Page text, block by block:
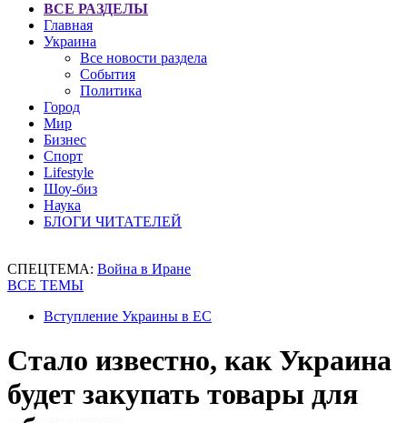
ВСЕ РАЗДЕЛЫ
Главная
Украина
Все новости раздела
События
Политика
Город
Мир
Бизнес
Спорт
Lifestyle
Шоу-биз
Наука
БЛОГИ ЧИТАТЕЛЕЙ
СПЕЦТЕМА: Война в Иране
ВСЕ ТЕМЫ
Вступление Украины в ЕС
Стало известно, как Украина
будет закупать товары для